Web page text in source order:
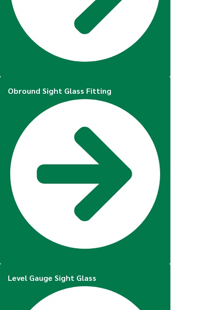
Obround Sight Glass Fitting
Level Gauge Sight Glass